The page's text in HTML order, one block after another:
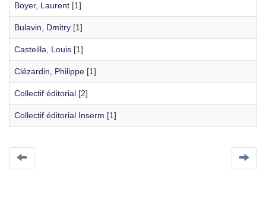
Boyer, Laurent [1]
Bulavin, Dmitry [1]
Casteilla, Louis [1]
Clézardin, Philippe [1]
Collectif éditorial [2]
Collectif éditorial Inserm [1]